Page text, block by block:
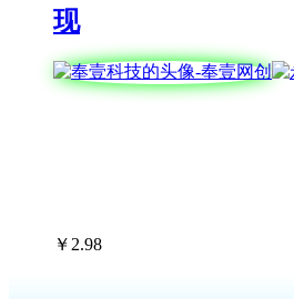
现
￥ 2.98